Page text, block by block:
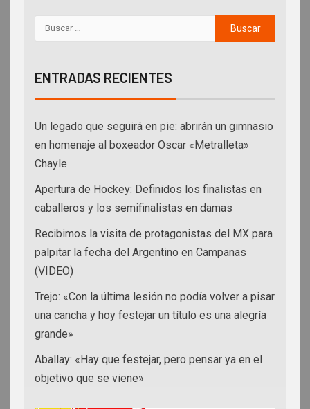
ENTRADAS RECIENTES
Un legado que seguirá en pie: abrirán un gimnasio
en homenaje al boxeador Oscar «Metralleta»
Chayle
Apertura de Hockey: Definidos los finalistas en
caballeros y los semifinalistas en damas
Recibimos la visita de protagonistas del MX para
palpitar la fecha del Argentino en Campanas
(VIDEO)
Trejo: «Con la última lesión no podía volver a pisar
una cancha y hoy festejar un título es una alegría
grande»
Aballay: «Hay que festejar, pero pensar ya en el
objetivo que se viene»